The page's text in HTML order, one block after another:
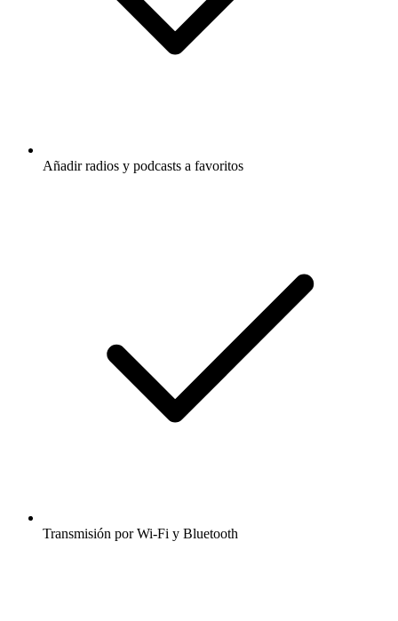
Añadir radios y podcasts a favoritos
Transmisión por Wi-Fi y Bluetooth